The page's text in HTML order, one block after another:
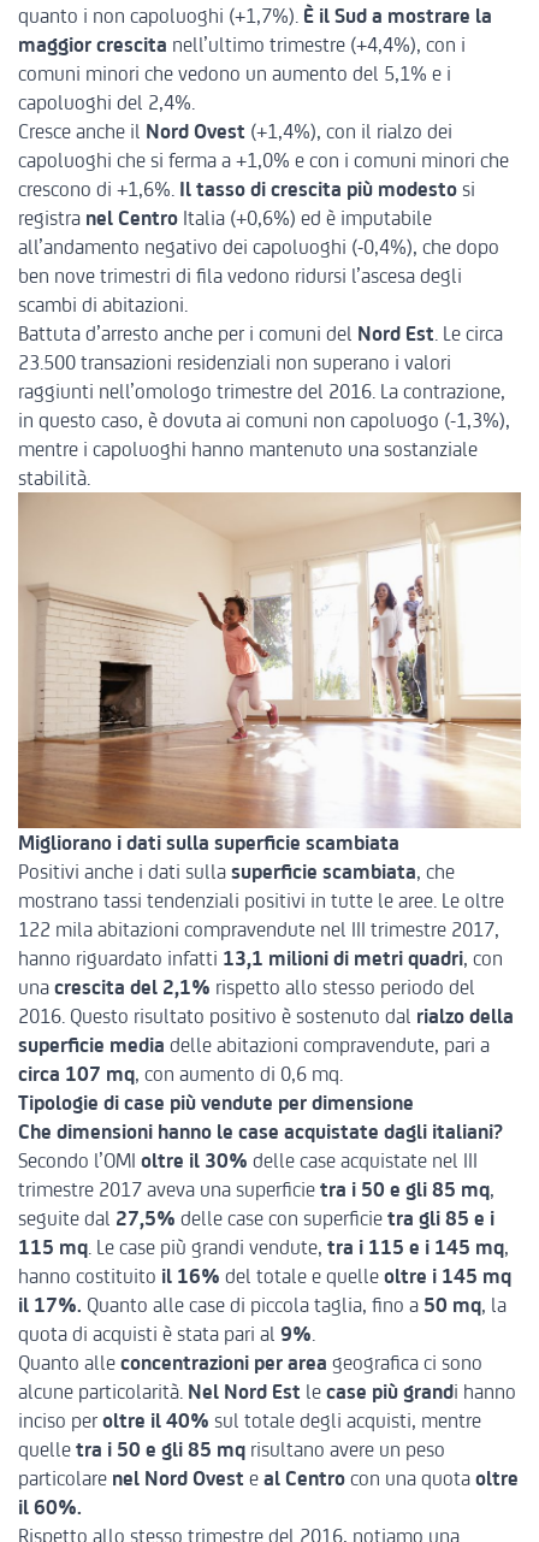
quanto i non capoluoghi (+1,7%). È il Sud a mostrare la
maggior crescita nell’ultimo trimestre (+4,4%), con i
comuni minori che vedono un aumento del 5,1% e i
capoluoghi del 2,4%.
Cresce anche il Nord Ovest (+1,4%), con il rialzo dei
capoluoghi che si ferma a +1,0% e con i comuni minori che
crescono di +1,6%. Il tasso di crescita più modesto si
registra nel Centro Italia (+0,6%) ed è imputabile
all’andamento negativo dei capoluoghi (-0,4%), che dopo
ben nove trimestri di fila vedono ridursi l’ascesa degli
scambi di abitazioni.
Battuta d’arresto anche per i comuni del Nord Est. Le circa
23.500 transazioni residenziali non superano i valori
raggiunti nell’omologo trimestre del 2016. La contrazione,
in questo caso, è dovuta ai comuni non capoluogo (-1,3%),
mentre i capoluoghi hanno mantenuto una sostanziale
stabilità.
Migliorano i dati sulla superficie scambiata
Positivi anche i dati sulla superficie scambiata, che
mostrano tassi tendenziali positivi in tutte le aree. Le oltre
122 mila abitazioni compravendute nel III trimestre 2017,
hanno riguardato infatti 13,1 milioni di metri quadri, con
una crescita del 2,1% rispetto allo stesso periodo del
2016. Questo risultato positivo è sostenuto dal rialzo della
superficie media delle abitazioni compravendute, pari a
circa 107 mq, con aumento di 0,6 mq.
Tipologie di case più vendute per dimensione
Che dimensioni hanno le case acquistate dagli italiani?
Secondo l’OMI oltre il 30% delle case acquistate nel III
trimestre 2017 aveva una superficie tra i 50 e gli 85 mq,
seguite dal 27,5% delle case con superficie tra gli 85 e i
115 mq . Le case più grandi vendute, tra i 115 e i 145 mq,
hanno costituito il 16% del totale e quelle oltre i 145 mq
il 17%. Quanto alle case di piccola taglia, fino a 50 mq, la
quota di acquisti è stata pari al 9%
Quanto alle concentrazioni per area geografica ci sono
alcune particolarità. Nel Nord Est le case più grandi hanno
inciso per oltre il 40% sul totale degli acquisti, mentre
quelle tra i 50 e gli 85 mq risultano avere un peso
particolare nel Nord Ovest e al Centro con una quota oltre
il 60%.
Rispetto allo stesso trimestre del 2016, notiamo una